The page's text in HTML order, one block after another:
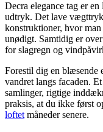
Decra elegance tag er
udtryk. Det lave
konstruktioner, hvor
unødigt. Samtidig er
for slagregn og
Forestil dig en blæsende
vandret langs facaden.
samlinger, rigtige
praksis, at du ikke først
loftet måneder senere.